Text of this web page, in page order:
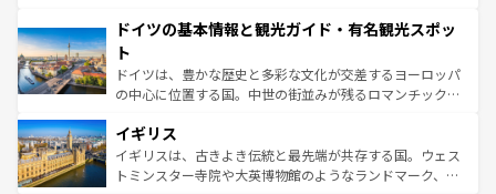
せる。地方によって風土や気候が異なるスペインはその個
ンテンツ一覧 を参照してほしい。
で、幅広い魅力が詰まっている。華麗な宮殿、歴史的な大
聖堂、美しいビーチ、そして豊かな自然が、訪れる者を心
から魅了する。また、フランスは美食の国としても知ら
れ、フランス料理はユネスコ無形文化遺産にも登録されて
香り高いラベンダー畑など、多彩な楽しみ方が可能だ。さ
らに、パリ以外の地域にも魅力が溢れており、どの街角に
も豊かな歴史と文化が息づいている。パリ以外の個性あふ
ドイツの基本情報と観光ガイド・有名観光スポッ
ト
ドイツは、豊かな歴史と多彩な文化が交差するヨーロッパ
の中心に位置する国。中世の街並みが残るロマンチック街
顔を持つこの国は、どこを歩いても飽きることがない。ベ
ルリンの文化的活気、バイエルン州のアルプスの絶景、そ
してライン川沿いのワイン畑といった風景は必見。ビール
イギリス
イギリスは、古きよき伝統と最先端が共存する国。ウェス
トミンスター寺院や大英博物館のようなランドマーク、歴